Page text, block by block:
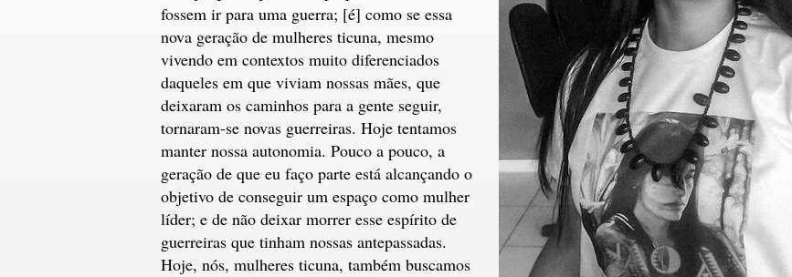
fossem ir para uma guerra; [é] como se essa
nova geração de mulheres ticuna, mesmo
vivendo em contextos muito diferenciados
daqueles em que viviam nossas mães, que
deixaram os caminhos para a gente seguir,
tornaram-se novas guerreiras. Hoje tentamos
manter nossa autonomia. Pouco a pouco, a
geração de que eu faço parte está alcançando o
objetivo de conseguir um espaço como mulher
líder; e de não deixar morrer esse espírito de
guerreiras que tinham nossas antepassadas.
Hoje, nós, mulheres ticuna, também buscamos